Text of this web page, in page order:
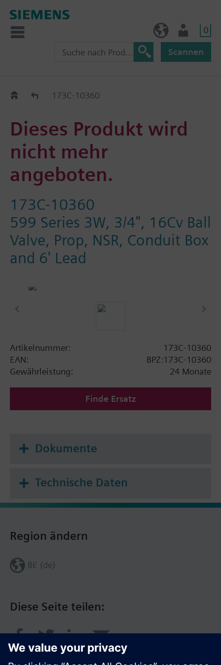
0
Scannen
Austauschhilfe
173C-10360
Dieses Produkt wird
nicht mehr
angeboten.
173C-10360
599 Series 3W, 3/4", 16Cv Ball
Valve, Prop, NSR, Conduit Box
and 6' Lead
Artikelnummer:
173C-10360
EAN:
BPZ:173C-10360
Gewährleistung:
24 Monate
Finde Ersatz
Dokumente
Technische Daten
Diese Seite teilen:
Region ändern
BE (de)